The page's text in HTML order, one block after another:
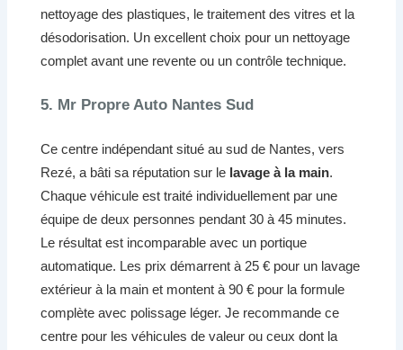
nettoyage des plastiques, le traitement des vitres et la
désodorisation. Un excellent choix pour un nettoyage
complet avant une revente ou un contrôle technique.
5. Mr Propre Auto Nantes Sud
Ce centre indépendant situé au sud de Nantes, vers
Rezé, a bâti sa réputation sur le lavage à la main.
Chaque véhicule est traité individuellement par une
équipe de deux personnes pendant 30 à 45 minutes.
Le résultat est incomparable avec un portique
automatique. Les prix démarrent à 25 € pour un lavage
extérieur à la main et montent à 90 € pour la formule
complète avec polissage léger. Je recommande ce
centre pour les véhicules de valeur ou ceux dont la